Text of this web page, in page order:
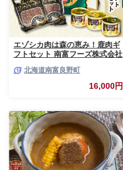
エゾシカ肉は森の恵み！鹿肉ギ
フトセット 南富フーズ株式会社
北海道 南富良野町 エゾシカ 缶
詰 セット 詰合せ 贈り物 ギフト
北海道南富良野町
16,000円